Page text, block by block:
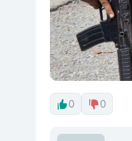
0 0